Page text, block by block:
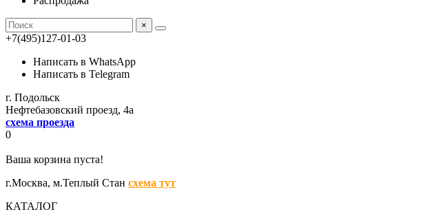
×
+7(495)127-01-03
Написать в WhatsApp
Написать в Telegram
г. Подольск
Нефтебазовский проезд, 4а
схема проезда
0
Ваша корзина пуста!
г.Москва, м.Теплый Стан схема тут
КАТАЛОГ